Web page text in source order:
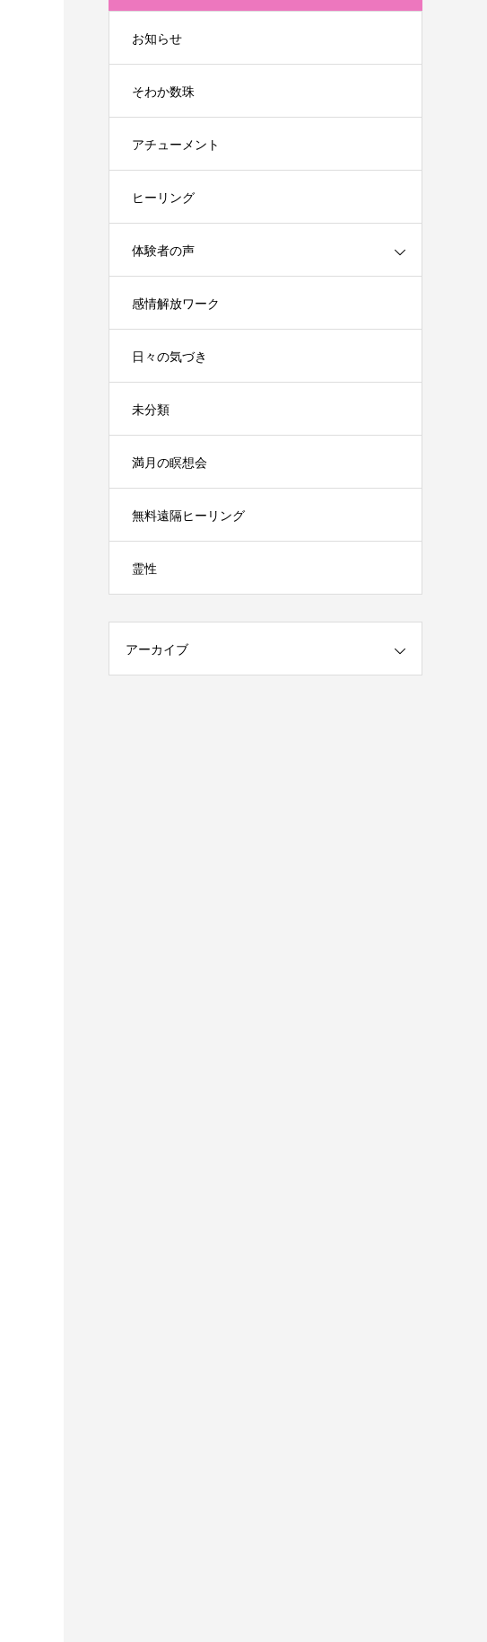
お知らせ
そわか数珠
アチューメント
ヒーリング
体験者の声
感情解放ワーク
日々の気づき
未分類
満月の瞑想会
無料遠隔ヒーリング
霊性
アーカイブ